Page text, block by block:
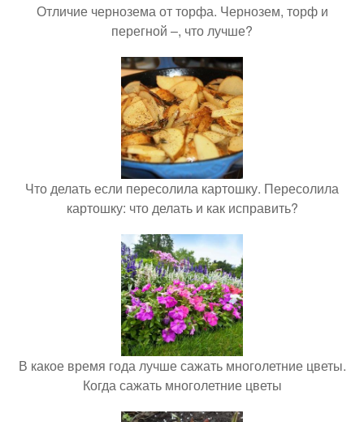
Отличие чернозема от торфа. Чернозем, торф и
перегной –, что лучше?
Что делать если пересолила картошку. Пересолила
картошку: что делать и как исправить?
В какое время года лучше сажать многолетние цветы.
Когда сажать многолетние цветы